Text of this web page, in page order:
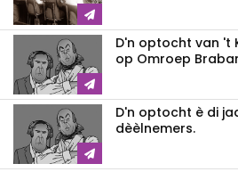
D'n optocht van 't
op Omroep
D'n optocht è di
dèèlnemers.